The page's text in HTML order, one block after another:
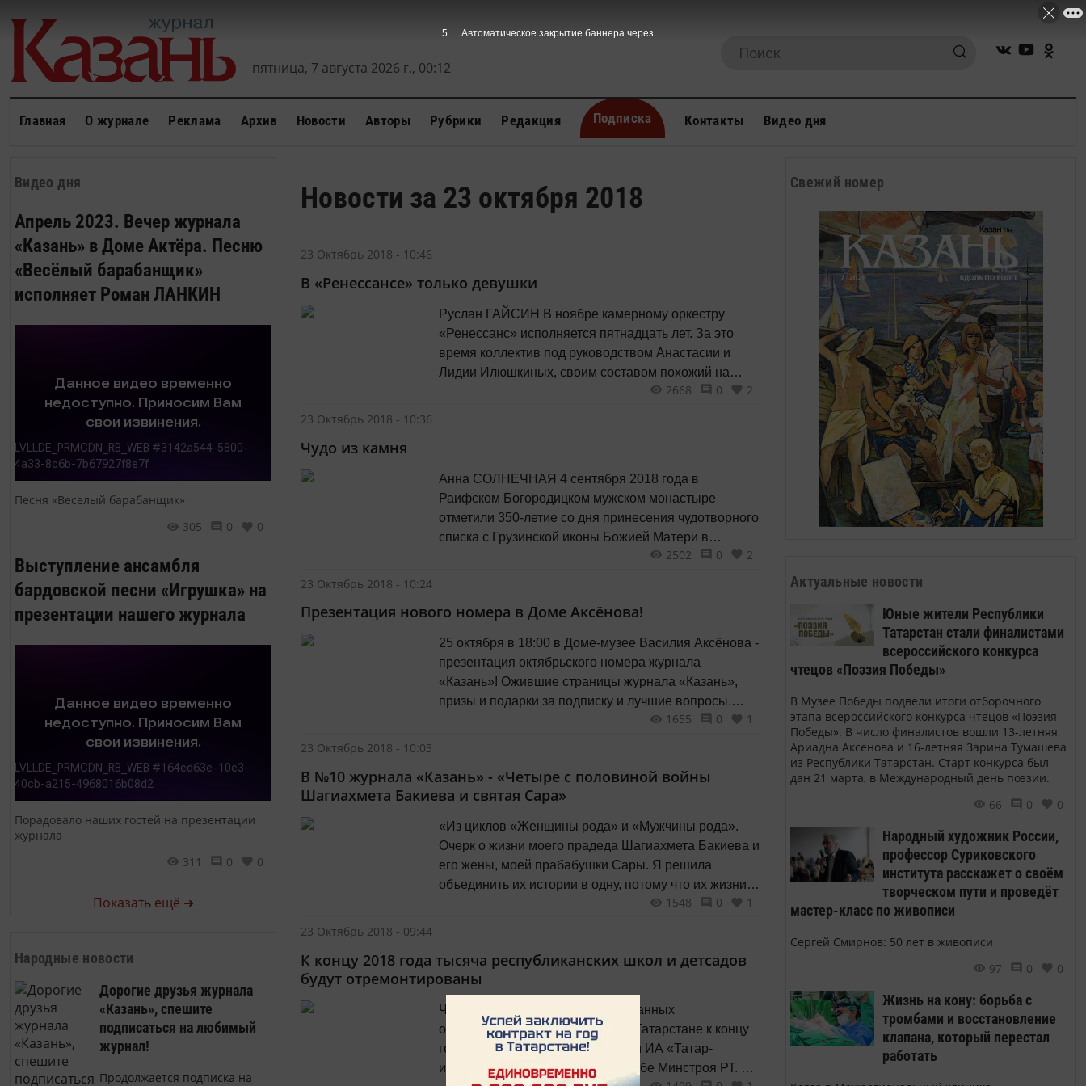
пятница, 7 августа 2026 г., 00:12
Главная О журнале Реклама Архив Новости Авторы Рубрики Редакция Подписка Контакты Видео дня
Видео дня
Апрель 2023. Вечер журнала
«Казань» в Доме Актёра. Песню
«Весёлый барабанщик»
исполняет Роман ЛАНКИН
Песня «Веселый барабанщик»
305
0 0
Выступление ансамбля
бардовской песни «Игрушка» на
презентации нашего журнала
Порадовало наших гостей на презентации
журнала
311
0 0
Показать ещё ➜
Народные новости
Дорогие друзья журнала
«Казань», спешите
подписаться на любимый
журнал!
Продолжается подписка на
Новости за 23 октября 2018
23 Октябрь 2018 - 10:46
В «Ренессансе» только девушки
Руслан ГАЙСИН В ноябре камерному оркестру
«Ренессанс» исполняется пятнадцать лет. За это
время коллектив под руководством Анастасии и
Лидии Илюшкиных, своим составом похожий на
коллектив из фильма «В джазе только девушки»,
2668 0
2
23 Октябрь 2018 - 10:36
Чудо из камня
Анна СОЛНЕЧНАЯ 4 сентября 2018 года в
Раифском Богородицком мужском монастыре
отметили 350-летие со дня принесения чудотворного
списка с Грузинской иконы Божией Матери в
2502 0
2
23 Октябрь 2018 - 10:24
Презентация нового номера в Доме Аксёнова!
25 октября в 18:00 в Доме-музее Василия Аксёнова -
презентация октябрьского номера журнала
«Казань»! Ожившие страницы журнала «Казань»,
призы и подарки за подписку и лучшие вопросы.
1655 0
1
23 Октябрь 2018 - 10:03
В №10 журнала «Казань» - «Четыре с половиной войны
Шагиахмета Бакиева и святая Сара»
«Из циклов «Женщины рода» и «Мужчины рода».
Очерк о жизни моего прадеда Шагиахмета Бакиева и
его жены, моей прабабушки Сары. Я решила
объединить их истории в одну, потому что их жизни и
судьбы были неразрывно связаны от рождения (они
1548 0
1
23 Октябрь 2018 - 09:44
К концу 2018 года тысяча республиканских школ и детсадов
будут отремонтированы
Число капитально отремонтированных
образовательных учреждений в Татарстане к концу
года увеличится до 1048. Об этом ИА «Татар-
информ» сообщили в пресс-службе Минстроя РТ. В
Свежий номер
Актуальные новости
Юные жители Республики
Татарстан стали финалистами
всероссийского конкурса
чтецов «Поэзия Победы»
В Музее Победы подвели итоги отборочного
этапа всероссийского конкурса чтецов «Поэзия
Победы». В число финалистов вошли 13-летняя
Ариадна Аксенова и 16-летняя Зарина Тумашева
из Республики Татарстан. Старт конкурса был
дан 21 марта, в Международный день поэзии.
66
0 0
Народный художник России,
профессор Суриковского
института расскажет о своём
творческом пути и проведёт
мастер-класс по живописи
Сергей Смирнов: 50 лет в живописи
97
0 0
Жизнь на кону: борьба с
тромбами и восстановление
клапана, который перестал
работать
5 Автоматическое закрытие баннера через